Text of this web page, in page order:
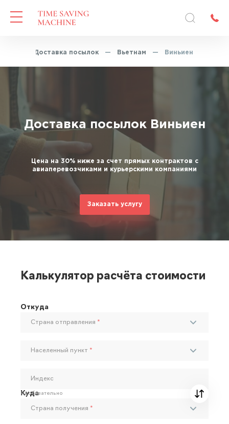
Доставка посылок — Вьетнам — Виньиен
Доставка посылок Виньиен
Цена на 30% ниже за счет прямых контрактов с
авиаперевозчиками и курьерскими компаниями
Заказать услугу
Калькулятор расчёта стоимости
Откуда
Страна отправления *
Населенный пункт *
Индекс
Необязательно
Куда
Страна получения *